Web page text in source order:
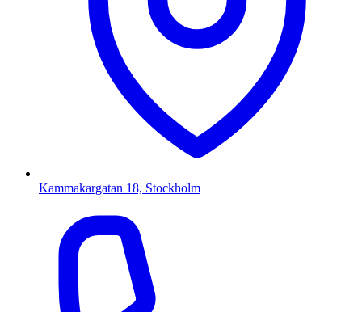
Kammakargatan 18, Stockholm